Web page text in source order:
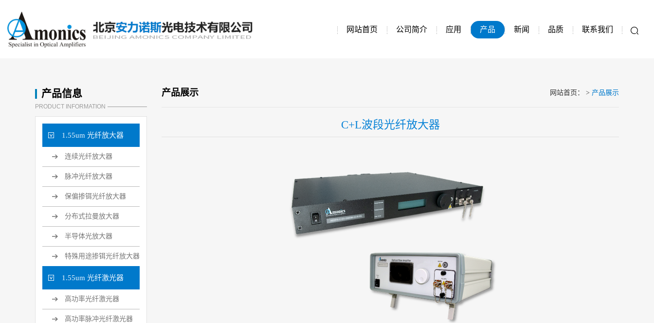
网站首页 公司简介 应用 产品 新闻 品质 联系我们
产品信息
PRODUCT INFORMATION
1.55um 光纤放大器
连续光纤放大器
脉冲光纤放大器
保偏掺铒光纤放大器
分布式拉曼放大器
半导体光放大器
特殊用途掺铒光纤放大器
1.55um 光纤激光器
高功率光纤激光器
高功率脉冲光纤激光器
产品展示 网站首页 ： > 产品展示
C+L波段光纤放大器